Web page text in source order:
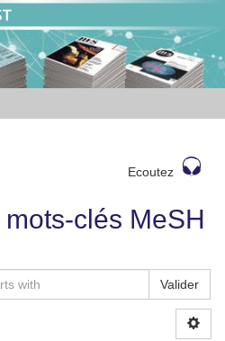
Ecoutez
clés MeSH
Valider